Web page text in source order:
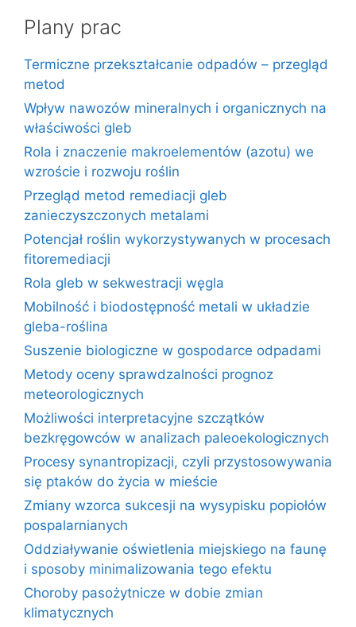
Plany prac
Termiczne przekształcanie odpadów – przegląd
metod
Wpływ nawozów mineralnych i organicznych na
właściwości gleb
Rola i znaczenie makroelementów (azotu) we
wzroście i rozwoju roślin
Przegląd metod remediacji gleb
zanieczyszczonych metalami
Potencjał roślin wykorzystywanych w procesach
fitoremediacji
Rola gleb w sekwestracji węgla
Mobilność i biodostępność metali w układzie
gleba-roślina
Suszenie biologiczne w gospodarce odpadami
Metody oceny sprawdzalności prognoz
meteorologicznych
Możliwości interpretacyjne szczątków
bezkręgowców w analizach paleoekologicznych
Procesy synantropizacji, czyli przystosowywania
się ptaków do życia w mieście
Zmiany wzorca sukcesji na wysypisku popiołów
pospalarnianych
Oddziaływanie oświetlenia miejskiego na faunę
i sposoby minimalizowania tego efektu
Choroby pasożytnicze w dobie zmian
klimatycznych